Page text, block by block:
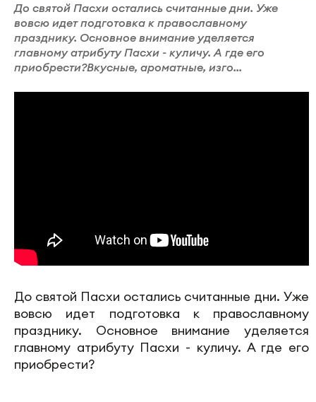
До святой Пасхи остались считанные дни. Уже
вовсю идет подготовка к православному
празднику. Основное внимание уделяется
главному атрибуту Пасхи - куличу. А где его
приобрести?Вкусные, ароматные, изго...
До святой Пасхи остались считанные дни. Уже
вовсю идет подготовка к православному
празднику. Основное внимание уделяется
главному атрибуту Пасхи - куличу. А где его
приобрести?